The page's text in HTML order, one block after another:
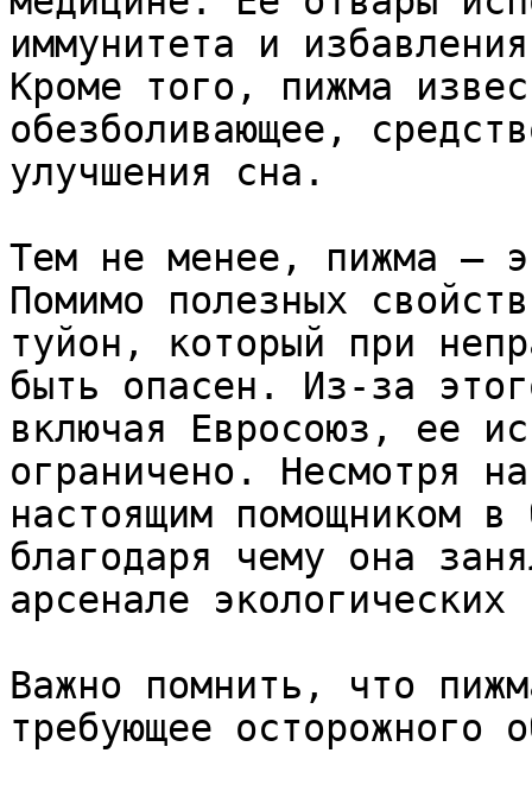
иммунитета и
Кроме того, пижма
обезболивающее,
улучшения сна.
Тем не менее, пижма —
Помимо полезных
туйон, который при
быть опасен. Из-за
включая Евросоюз, ее
ограничено. Несмотря
настоящим помощником
благодаря чему она
арсенале экологических
Важно помнить, что
требующее осторожного